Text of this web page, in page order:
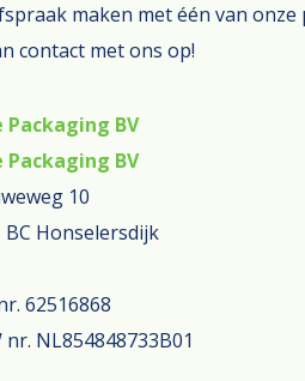
maken met één van onze
contact met ons op!
Packaging BV
Packaging BV
10
BC Honselersdijk
62516868
nr. NL854848733B01